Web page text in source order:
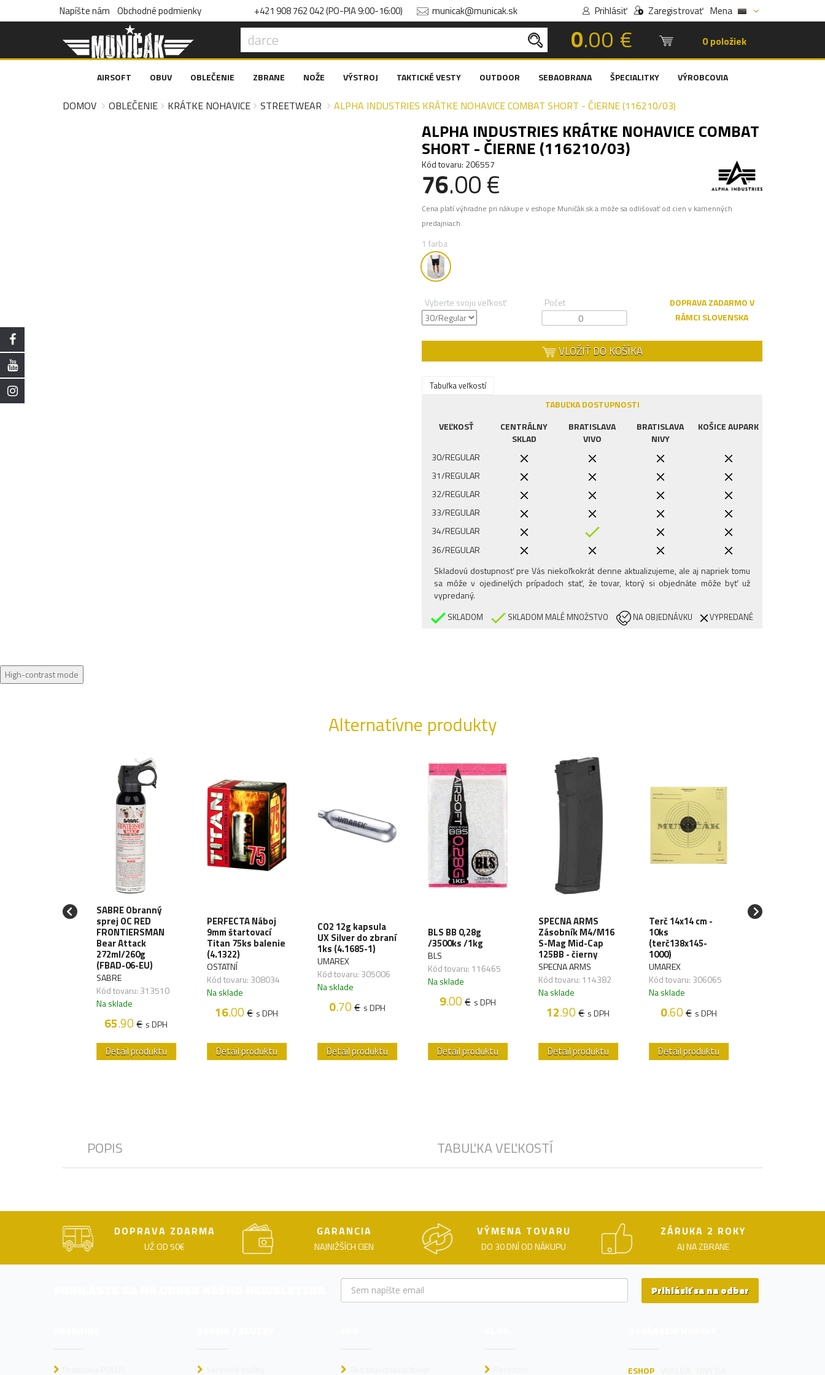
Napíšte nám Obchodné podmienky +421 908 762 042 (PO-PIA 9:00-16:00) municak@municak.sk Prihlásiť Zaregistrovať Mena
0.00 € 0 položiek
AIRSOFT OBUV OBLEČENIE ZBRANE NOŽE VÝSTROJ TAKTICKÉ VESTY OUTDOOR SEBAOBRANA ŠPECIALITKY VÝROBCOVIA
DOMOV OBLEČENIE KRÁTKE NOHAVICE STREETWEAR ALPHA INDUSTRIES KRÁTKE NOHAVICE COMBAT SHORT - ČIERNE (116210/03)
ALPHA INDUSTRIES KRÁTKE NOHAVICE COMBAT
SHORT - ČIERNE (116210/03)
Kód tovaru: 206557
76.00 €
Cena platí výhradne pri nákupe v eshope Muničák.sk a môže sa odlišovať od cien v kamenných
predajniach.
1 farba
Vyberte svoju veľkosť Počet
DOPRAVA ZADARMO V
RÁMCI SLOVENSKA
VLOŽIŤ DO KOŠÍKA
Tabuľka veľkostí
TABUĽKA DOSTUPNOSTI
VEĽKOSŤ
CENTRÁLNY
SKLAD
BRATISLAVA
VIVO
BRATISLAVA
NIVY
KOŠICE AUPARK
30/REGULAR
31/REGULAR
32/REGULAR
33/REGULAR
34/REGULAR
36/REGULAR
38/REGULAR
40/REGULAR
Skladovú dostupnosť pre Vás niekoľkokrát denne aktualizujeme, ale aj napriek tomu
sa môže v ojedinelých prípadoch stať, že tovar, ktorý si objednáte môže byť už
vypredaný.
SKLADOM SKLADOM MALÉ MNOŽSTVO NA OBJEDNÁVKU VYPREDANÉ
High-contrast mode
Alternatívne produkty
SABRE Obranný
sprej OC RED
FRONTIERSMAN
Bear Attack
272ml/260g
(FBAD-06-EU)
SABRE
Kód tovaru: 313510
Na sklade
65.90€ s DPH
Detail produktu
PERFECTA Náboj
9mm štartovací
Titan 75ks balenie
(4.1322)
OSTATNÍ
Kód tovaru: 308034
Na sklade
16.00€ s DPH
Detail produktu
CO2 12g kapsula
UX Silver do zbraní
1ks (4.1685-1)
UMAREX
Kód tovaru: 305006
Na sklade
0.70€ s DPH
Detail produktu
BLS BB 0,28g
/3500ks /1kg
BLS
Kód tovaru: 116465
Na sklade
9.00€ s DPH
Detail produktu
SPECNA ARMS
Zásobník M4/M16
S-Mag Mid-Cap
125BB - čierny
SPECNA ARMS
Kód tovaru: 114382
Na sklade
12.90€ s DPH
Detail produktu
Terč 14x14 cm -
10ks
(terč138x145-
1000)
UMAREX
Kód tovaru: 306065
Na sklade
0.60€ s DPH
Detail produktu
SPECNA ARMS
POPIS TABUĽKA VEĽKOSTÍ
DOPRAVA ZDARMA
UŽ OD 50€
GARANCIA
NAJNIŽŠÍCH CIEN
VÝMENA TOVARU
DO 30 DNÍ OD NÁKUPU
ZÁRUKA 2 ROKY
AJ NA ZBRANE
Prihlásiť sa na odber
ESHOP